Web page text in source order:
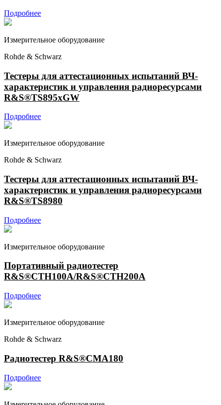
Подробнее
Измерительное оборудование
Rohde & Schwarz
Тестеры для аттестационных испытаний ВЧ-
характеристик и управления радиоресурсами
R&S®TS895xGW
Подробнее
Измерительное оборудование
Rohde & Schwarz
Тестеры для аттестационных испытаний ВЧ-
характеристик и управления радиоресурсами
R&S®TS8980
Подробнее
Измерительное оборудование
Портативный радиотестер
R&S®CTH100A/R&S®CTH200A
Подробнее
Измерительное оборудование
Rohde & Schwarz
Радиотестер R&S®CMA180
Подробнее